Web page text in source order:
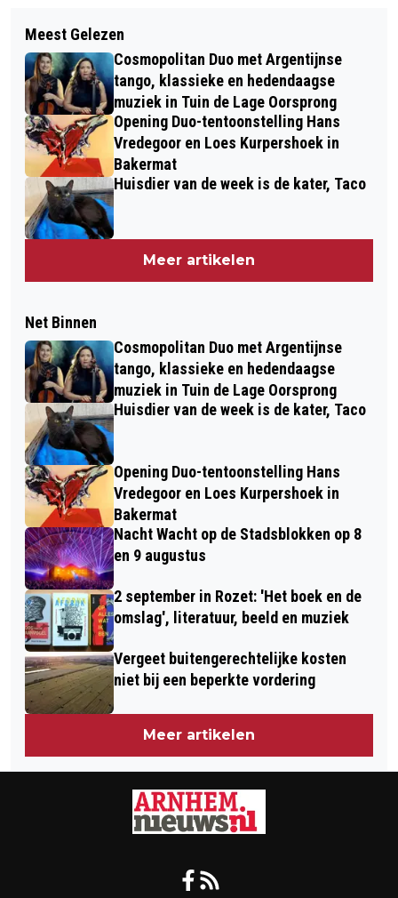
Meest Gelezen
Cosmopolitan Duo met Argentijnse
tango, klassieke en hedendaagse
muziek in Tuin de Lage Oorsprong
Opening Duo-tentoonstelling Hans
Vredegoor en Loes Kurpershoek in
Bakermat
Huisdier van de week is de kater, Taco
Meer artikelen
Net Binnen
Cosmopolitan Duo met Argentijnse
tango, klassieke en hedendaagse
muziek in Tuin de Lage Oorsprong
Huisdier van de week is de kater, Taco
Opening Duo-tentoonstelling Hans
Vredegoor en Loes Kurpershoek in
Bakermat
Nacht Wacht op de Stadsblokken op 8
en 9 augustus
2 september in Rozet: 'Het boek en de
omslag', literatuur, beeld en muziek
Vergeet buitengerechtelijke kosten
niet bij een beperkte vordering
Meer artikelen